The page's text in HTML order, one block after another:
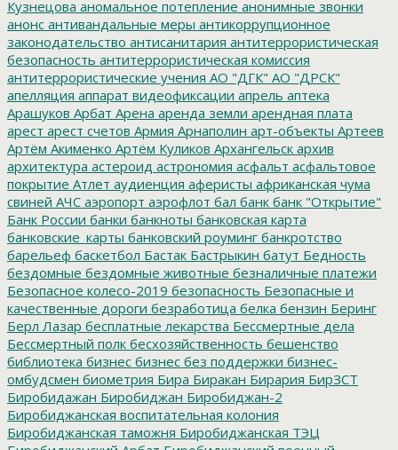
Кузнецова аномальное потепление анонимные звонки
анонс антивандальные меры антикоррупционное
законодательство антисанитария антитеррористическая
безопасность антитеррористическая комиссия
антитеррористические учения АО "ДГК" АО "ДРСК"
апелляция аппарат видеофиксации апрель аптека
Арашуков Арбат Арена аренда земли арендная плата
арест арест счетов Армия Арнаполин арт-объекты Артеев
Артём Акименко Артём Куликов Архангельск архив
архитектура астероид астрономия асфальт асфальтовое
покрытие Атлет аудиенция аферисты африканская чума
свиней АЧС аэропорт аэрофлот бал банк банк "Открытие"
Банк России банки банкноты банковская карта
банковские_карты банковский роуминг банкротство
барельеф баскетбол Бастак Бастрыкин батут Бедность
бездомные бездомные животные безналичные платежи
Безопасное колесо-2019 безопасность Безопасные и
качественные дороги безработица белка бензин Беринг
Берл Лазар бесплатные лекарства Бессмертные дела
Бессмертный полк бесхозяйственность бешенство
библиотека бизнес бизнес без поддержки бизнес-
омбудсмен биометрия Бира Биракан Бирария БирЗСТ
Биробидажан Биробиджан Биробиджан-2
Биробиджанская воспитательная колония
Биробиджанская таможня Биробиджанская ТЭЦ